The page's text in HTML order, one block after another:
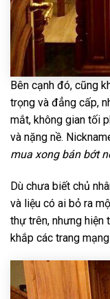
Bên cạnh đó, cũng
trọng và đẳng cấp,
mắt, không gian tối
và nặng nề.
mua xong bán bớt
Dù chưa biết chủ
và liệu có ai bỏ ra
thự trên, nhưng hiện
khắp các trang